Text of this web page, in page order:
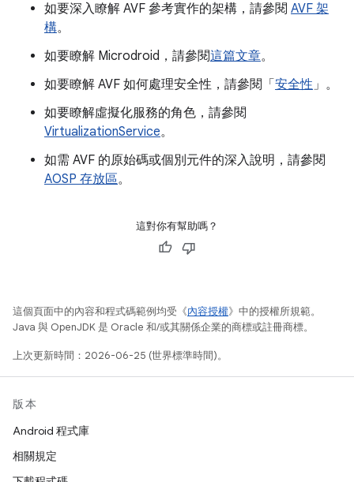
如要深入瞭解 AVF 參考實作的架構，請參閱 AVF 架
構。
如要瞭解 Microdroid，請參閱這篇文章。
如要瞭解 AVF 如何處理安全性，請參閱「 安全性」。
如要瞭解虛擬化服務的角色，請參閱
VirtualizationService。
如需 AVF 的原始碼或個別元件的深入說明，請參閱
AOSP 存放區。
這對你有幫助嗎？
這個頁面中的內容和程式碼範例均受《內容授權》中的授權所規範。
Java 與 OpenJDK 是 Oracle 和/或其關係企業的商標或註冊商標。
上次更新時間：2026-06-25 (世界標準時間)。
版本
Android 程式庫
相關規定